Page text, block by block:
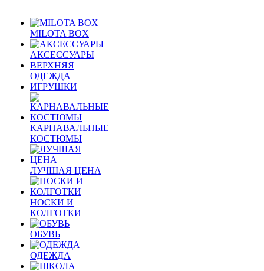
MILOTA BOX
АКСЕССУАРЫ
ВЕРХНЯЯ
ОДЕЖДА
ИГРУШКИ
КАРНАВАЛЬНЫЕ
КОСТЮМЫ
ЛУЧШАЯ ЦЕНА
НОСКИ И
КОЛГОТКИ
ОБУВЬ
ОДЕЖДА